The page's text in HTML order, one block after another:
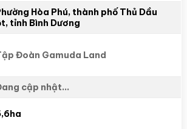
Hòa Phú, thành phố Thủ Dầu
tỉnh Bình Dương
Đoàn Gamuda Land
cập nhật…